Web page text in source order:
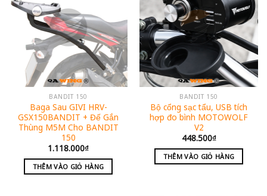
BANDIT 150
Baga Sau GIVI HRV-
GSX150BANDIT + Đế Gắn
Thùng M5M Cho BANDIT
150
1.118.000₫
THÊM VÀO GIỎ HÀNG
BANDIT 150
Bộ cổng sạc tẩu, USB tích
hợp đo bình MOTOWOLF
V2
448.500₫
THÊM VÀO GIỎ HÀNG